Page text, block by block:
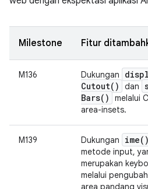
Milestone Fitur
M136 Dukungan
Cutout( ) dan
Bars( )
melalui
area-insets.
M139 Dukungan ime( )
metode input,
merupakan
melalui
area pandang